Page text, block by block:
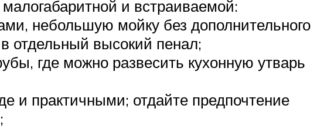
и встраиваемой:
небольшую мойку без дополнительного
отдельный высокий пенал;
где можно развесить кухонную утварь
и практичными; отдайте предпочтение